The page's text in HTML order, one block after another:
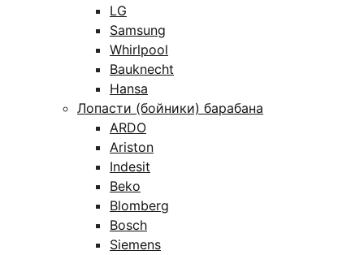
LG
Samsung
Whirlpool
Bauknecht
Hansa
Лопасти (бойники) барабана
ARDO
Ariston
Indesit
Beko
Blomberg
Bosch
Siemens